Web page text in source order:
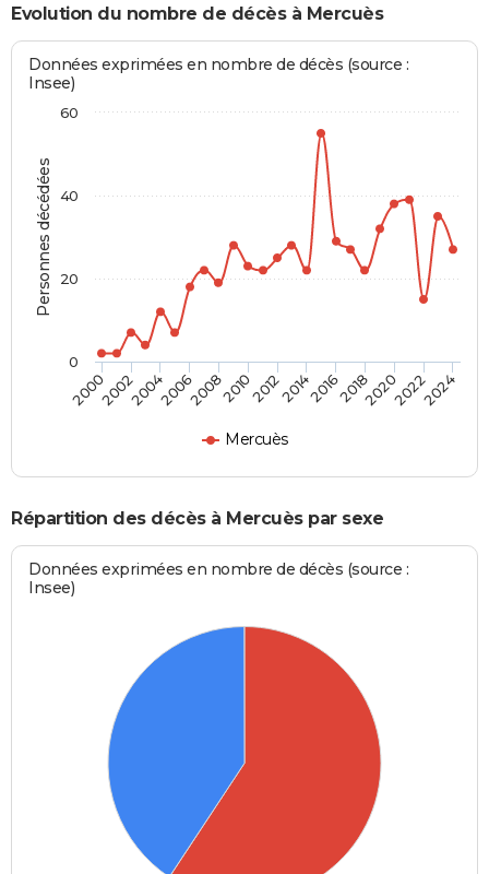
Evolution du nombre de décès à Mercuès
Personnes décédées
Données exprimées en nombre de décès (source :
Insee)
Mercuès
2000200220042006200820102012201420162018202020222024
0
20
40
60
Répartition des décès à Mercuès par sexe
Données exprimées en nombre de décès (source :
Insee)